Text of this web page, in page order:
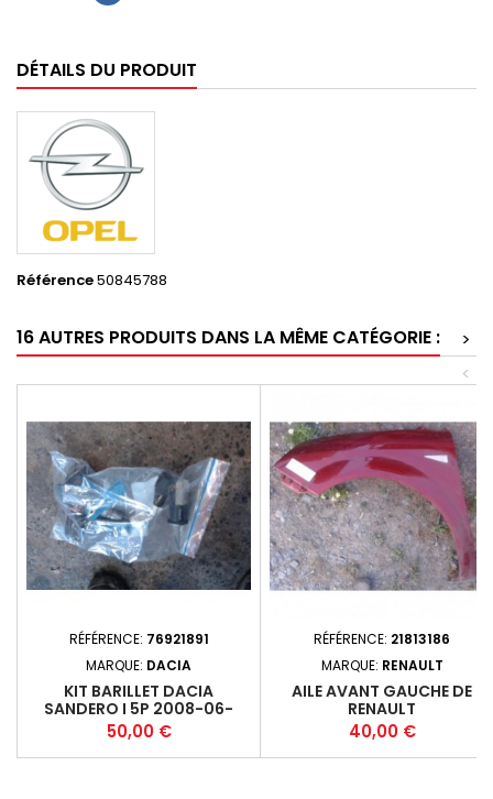
DÉTAILS DU PRODUIT
Référence50845788
16 AUTRES PRODUITS DANS LA MÊME CATÉGORIE :
>
<
RÉFÉRENCE: 76921891
MARQUE: DACIA
KIT BARILLET DACIA
SANDERO I 5P 2008-06-
2012-10 1.5DCI 85 (63KW)
Prix
50,00 €
RÉFÉRENCE: 21813186
MARQUE: RENAULT
AILE AVANT GAUCHE DE
RENAULT
Prix
40,00 €